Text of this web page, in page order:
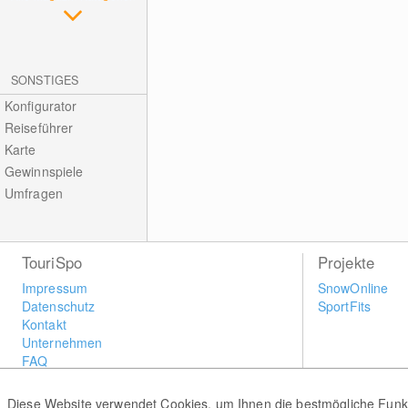
SONSTIGES
Konfigurator
Reiseführer
Karte
Gewinnspiele
Umfragen
Diese Website verwendet Cookies, um Ihnen die bestmögliche
TouriSpo
Impressum
Datenschutz
Kontakt
Unternehmen
FAQ
Widget
Projekte
SnowOnline
SportFits